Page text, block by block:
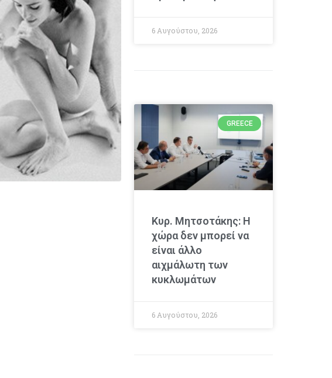
6 Αυγούστου, 2026
GREECE
Κυρ. Μητσοτάκης: Η
χώρα δεν μπορεί να
είναι άλλο
αιχμάλωτη των
κυκλωμάτων
6 Αυγούστου, 2026